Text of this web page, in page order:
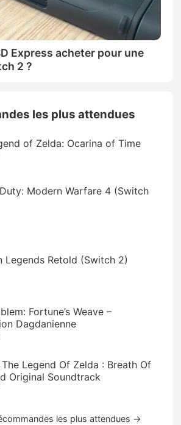
Express acheter pour une
2 ?
les plus attendues
of Zelda: Ocarina of Time
Modern Warfare 4 (Switch
Legends Retold (Switch 2)
Fortune’s Weave –
Dagdanienne
Legend Of Zelda : Breath Of
Original Soundtrack
les plus attendues →